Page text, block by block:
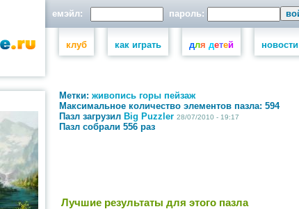
емэйл: пароль:
клуб как играть для детей новости
Метки: живопись горы пейзаж
Максимальное количество элементов пазла: 594
Пазл загрузил Big Puzzler 28/07/2010 - 19:17
Пазл собрали 556 раз
Лучшие результаты для этого пазла